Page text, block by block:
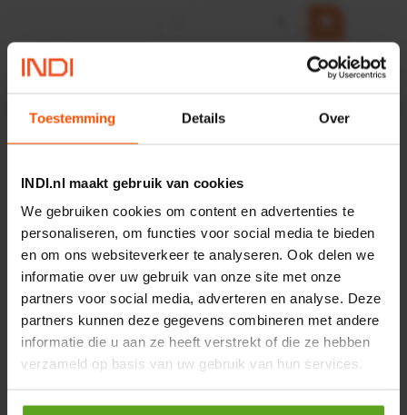
Toestemming Details Over
INDI.nl maakt gebruik van cookies
We gebruiken cookies om content en advertenties te
personaliseren, om functies voor social media te bieden
en om ons websiteverkeer te analyseren. Ook delen we
informatie over uw gebruik van onze site met onze
partners voor social media, adverteren en analyse. Deze
partners kunnen deze gegevens combineren met andere
informatie die u aan ze heeft verstrekt of die ze hebben
verzameld op basis van uw gebruik van hun services.
HP 12 MOTOR B14 380VAC
Merknaam:Emmegi
incl. BTW
− +
Onlangs bekeken:
Vergelijken
Afdekking